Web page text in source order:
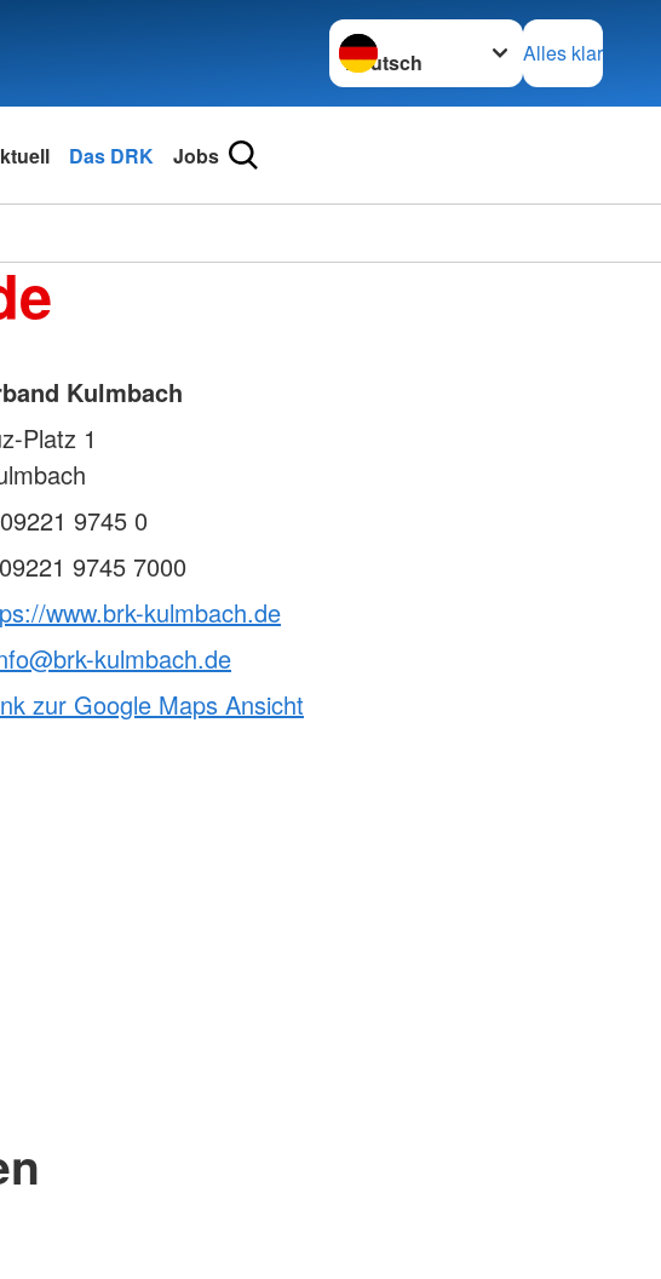
Sprache wechseln zu
Alles klar
Das DRK Jobs
Kulmbach
Platz 1
09221 9745 0
09221 9745 7000
www.brk-kulmbach.de
kulmbach.de
zur Google Maps Ansicht